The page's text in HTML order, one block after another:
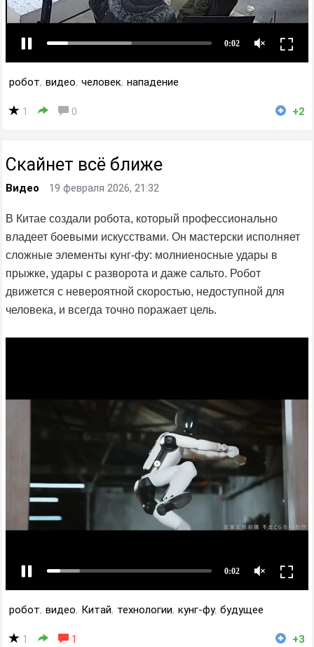
робот, видео, человек, нападение
1 0 +2
Скайнет всё ближе
Видео 19 февраля 2026, 21:32
В Китае создали робота, который профессионально
владеет боевыми искусствами. Он мастерски исполняет
сложные элементы кунг-фу: молниеносные удары в
прыжке, удары с разворота и даже сальто. Робот
движется с невероятной скоростью, недоступной для
человека, и всегда точно поражает цель.
робот, видео, Китай, технологии, кунг-фу, будущее
1 1 +3